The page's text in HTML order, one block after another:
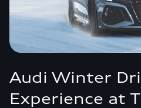
Audi Winter
Experience at